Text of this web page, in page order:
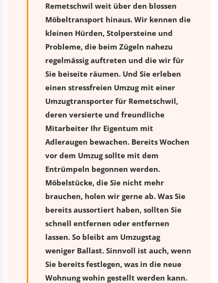
Remetschwil weit über den blossen
Möbeltransport hinaus. Wir kennen die
kleinen Hürden, Stolpersteine und
Probleme, die beim Zügeln nahezu
regelmässig auftreten und die wir für
Sie beiseite räumen. Und Sie erleben
einen stressfreien Umzugmit einer
Umzugtransporter für Remetschwil,
deren versierte und freundliche
Mitarbeiter Ihr Eigentum mit
Adleraugen bewachen. Bereits Wochen
vor dem Umzug sollte mit dem
Entrümpeln begonnen werden.
Möbelstücke, die Sie nicht mehr
brauchen, holen wir gerne ab. Was Sie
bereits aussortiert haben, sollten Sie
schnell entfernen oder entfernen
lassen. So bleibt am Umzugstag
weniger Ballast. Sinnvoll ist auch, wenn
Sie bereits festlegen, was in die neue
Wohnung wohin gestellt werden kann.